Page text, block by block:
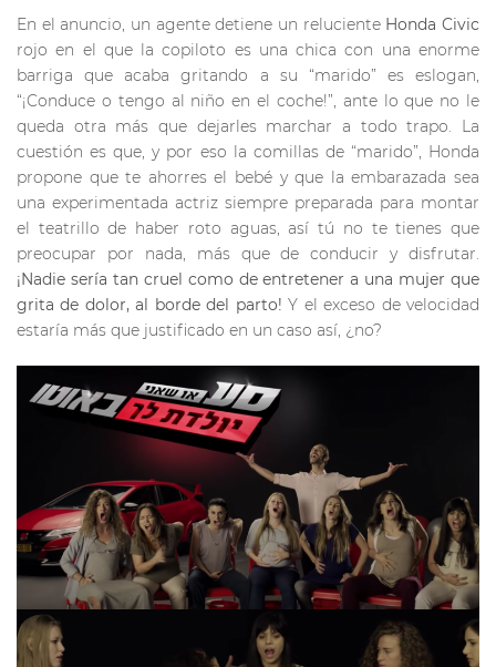
En el anuncio, un agente detiene un reluciente Honda Civic
rojo en el que la copiloto es una chica con una enorme
barriga que acaba gritando a su “marido” es eslogan,
“¡Conduce o tengo al niño en el coche!”, ante lo que no le
queda otra más que dejarles marchar a todo trapo. La
cuestión es que, y por eso la comillas de “marido”, Honda
propone que te ahorres el bebé y que la embarazada sea
una experimentada actriz siempre preparada para montar
el teatrillo de haber roto aguas, así tú no te tienes que
preocupar por nada, más que de conducir y disfrutar.
¡Nadie sería tan cruel como de entretener a una mujer que
grita de dolor, al borde del parto! Y el exceso de velocidad
estaría más que justificado en un caso así, ¿no?